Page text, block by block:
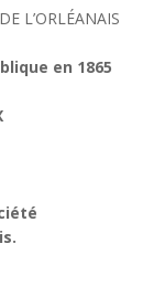
L’ORLÉANAIS
en 1865